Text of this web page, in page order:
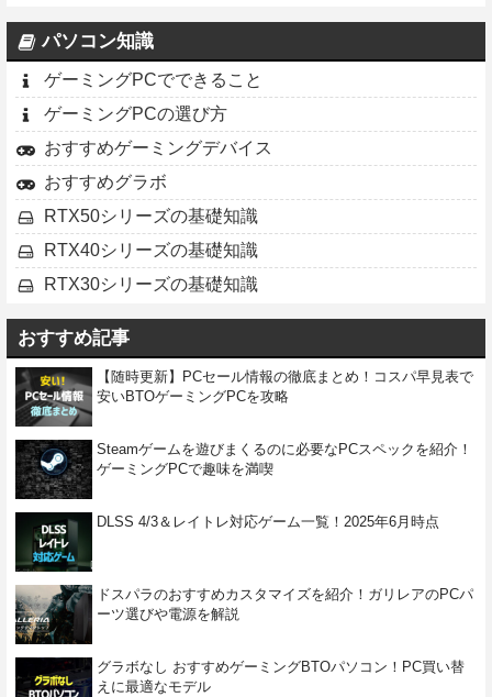
パソコン知識
ゲーミングPCでできること
ゲーミングPCの選び方
おすすめゲーミングデバイス
おすすめグラボ
RTX50シリーズの基礎知識
RTX40シリーズの基礎知識
RTX30シリーズの基礎知識
おすすめ記事
【随時更新】PCセール情報の徹底まとめ！コスパ早見表で
安いBTOゲーミングPCを攻略
Steamゲームを遊びまくるのに必要なPCスペックを紹介！
ゲーミングPCで趣味を満喫
DLSS 4/3＆レイトレ対応ゲーム一覧！2025年6月時点
ドスパラのおすすめカスタマイズを紹介！ガリレアのPCパ
ーツ選びや電源を解説
グラボなし おすすめゲーミングBTOパソコン！PC買い替
えに最適なモデル